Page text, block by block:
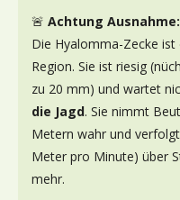
🚨 Achtung
Die Hyalomma-Zecke
Region. Sie ist riesig
zu 20 mm) und wartet
die Jagd. Sie nimmt
Metern wahr und
Meter pro Minute) über
mehr.